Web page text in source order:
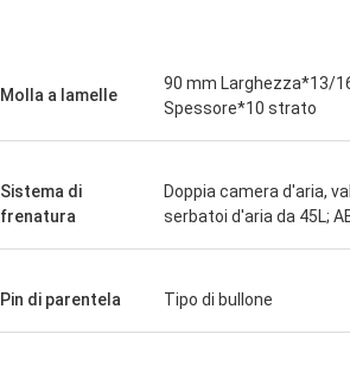
Molla a lamelle
90 mm Larghezza*13/
Spessore*10 strato
Sistema di
frenatura
Doppia camera d'aria,
serbatoi d'aria da 45L;
Pin di parentela Tipo di bullone